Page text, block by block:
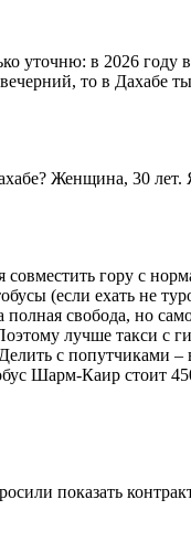
уточню: в 2026 году
то в Дахабе
Женщина, 30
гору с
(если ехать не
полная свобода, но
лучше такси с
с попутчиками
Шарм-Каир стоит
показать